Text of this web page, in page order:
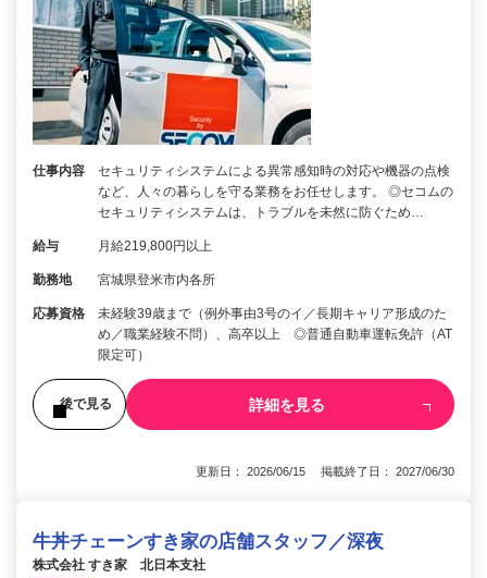
仕事内容
セキュリティシステムによる異常感知時の対応や機器の点検
など、人々の暮らしを守る業務をお任せします。 ◎セコムの
セキュリティシステムは、トラブルを未然に防ぐため…
給与 月給219,800円以上
勤務地 宮城県登米市内各所
応募資格
未経験39歳まで（例外事由3号のイ／長期キャリア形成のた
め／職業経験不問）、高卒以上 ◎普通自動車運転免許（AT
限定可）
後で見る 詳細を見る
更新日： 2026/06/15 掲載終了日： 2027/06/30
牛丼チェーンすき家の店舗スタッフ／深夜
株式会社 すき家 北日本支社